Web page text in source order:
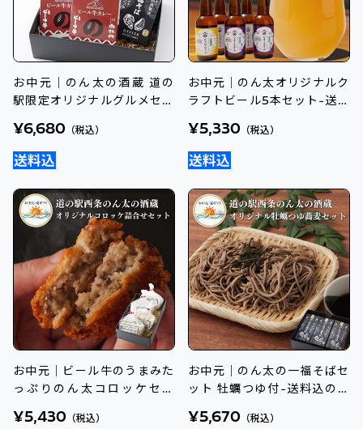
お中元｜のん太の酒蔵 道の
駅限定オリジナルグルメセッ
¥6,680 （税込）
お中元｜のん太オリジナルク
ラフトビール5本セット-送料
¥5,330 （税込）
お中元｜ビール牛のうまみた
っぷりのん太コロッケセッ
¥5,430 （税込）
お中元｜のん太の一福そばセ
ット 牡蠣つゆ付-送料込のし
¥5,670 （税込）